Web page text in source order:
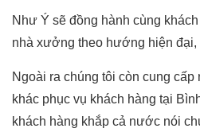
Như Ý sẽ đồng hành cùng
nhà xưởng theo hướng hiện đại,
Ngoài ra chúng tôi còn cung cấp
khác phục vụ khách hàng tại
khách hàng khắp cả nước nói